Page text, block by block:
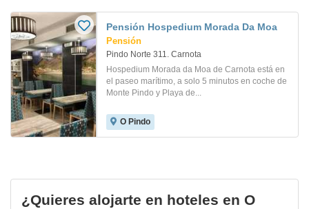
Pensión Hospedium Morada Da Moa
Pensión
Pindo Norte 311. Carnota
Hospedium Morada da Moa de Carnota está en
el paseo marítimo, a solo 5 minutos en coche de
Monte Pindo y Playa de...
O Pindo
¿Quieres alojarte en hoteles en O